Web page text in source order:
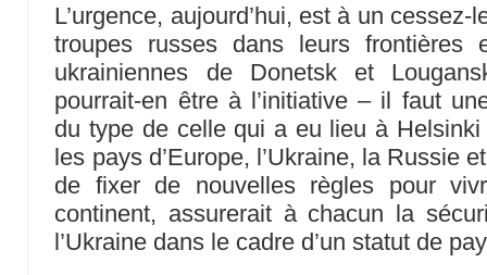
L’urgence, aujourd’hui, est à un
troupes russes dans leurs frontières
ukrainiennes de Donetsk et
pourrait-en être à l’initiative – il faut
du type de celle qui a eu lieu à
les pays d’Europe, l’Ukraine, la Russie
de fixer de nouvelles règles pour
continent, assurerait à chacun la
l’Ukraine dans le cadre d’un statut de